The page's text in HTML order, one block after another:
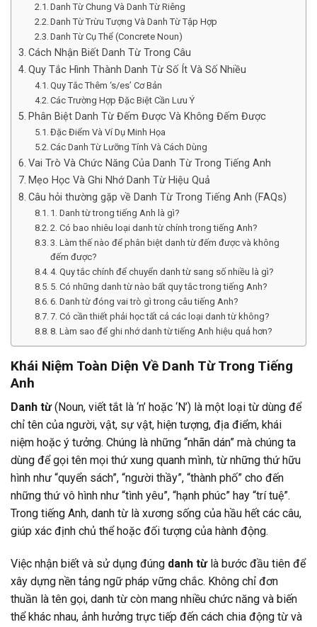
Danh Từ Chung Và Danh Từ Riêng
Danh Từ Trừu Tượng Và Danh Từ Tập Hợp
Danh Từ Cụ Thể (Concrete Noun)
Cách Nhận Biết Danh Từ Trong Câu
Quy Tắc Hình Thành Danh Từ Số Ít Và Số Nhiều
Quy Tắc Thêm ‘s/es’ Cơ Bản
Các Trường Hợp Đặc Biệt Cần Lưu Ý
Phân Biệt Danh Từ Đếm Được Và Không Đếm Được
Đặc Điểm Và Ví Dụ Minh Họa
Các Danh Từ Lưỡng Tính Và Cách Dùng
Vai Trò Và Chức Năng Của Danh Từ Trong Tiếng Anh
Mẹo Học Và Ghi Nhớ Danh Từ Hiệu Quả
Câu hỏi thường gặp về Danh Từ Trong Tiếng Anh (FAQs)
1. Danh từ trong tiếng Anh là gì?
2. Có bao nhiêu loại danh từ chính trong tiếng Anh?
3. Làm thế nào để phân biệt danh từ đếm được và không
đếm được?
4. Quy tắc chính để chuyển danh từ sang số nhiều là gì?
5. Có những danh từ nào bất quy tắc trong tiếng Anh?
6. Danh từ đóng vai trò gì trong câu tiếng Anh?
7. Có cần thiết phải học tất cả các loại danh từ không?
8. Làm sao để ghi nhớ danh từ tiếng Anh hiệu quả hơn?
Khái Niệm Toàn Diện Về Danh Từ Trong Tiếng
Anh
Danh từ(Noun, viết tắt là ‘n’ hoặc ‘N’) là một loại từ dùng để
chỉ tên của người, vật, sự vật, hiện tượng, địa điểm, khái
niệm hoặc ý tưởng. Chúng là những “nhãn dán” mà chúng ta
dùng để gọi tên mọi thứ xung quanh mình, từ những thứ hữu
hình như “quyển sách”, “người thầy”, “thành phố” cho đến
những thứ vô hình như “tình yêu”, “hạnh phúc” hay “trí tuệ”.
Trong tiếng Anh, danh từ là xương sống của hầu hết các câu,
giúp xác định chủ thể hoặc đối tượng của hành động.
Việc nhận biết và sử dụng đúng danh từlà bước đầu tiên để
xây dựng nền tảng ngữ pháp vững chắc. Không chỉ đơn
thuần là tên gọi, danh từ còn mang nhiều chức năng và biến
thể khác nhau, ảnh hưởng trực tiếp đến cách chia động từ và